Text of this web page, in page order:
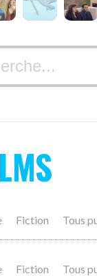
Fiction Tous
Fiction Tous